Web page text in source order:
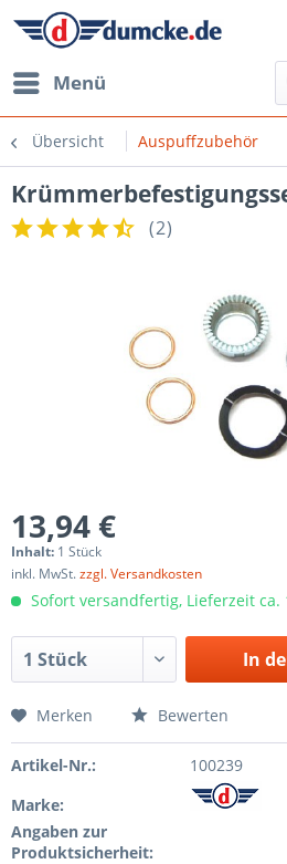
Menü
Übersicht Auspuffzubehör
(2)
13,94 €
Inhalt: 1 Stück
inkl. MwSt.zzgl. Versandkosten
Sofort versandfertig, Lieferzeit ca.
In
Merken Bewerten
Artikel-Nr.:
100239
Marke:
Angaben zur
Produktsicherheit: